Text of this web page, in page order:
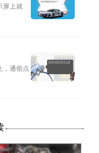
屏上就
，通俗点